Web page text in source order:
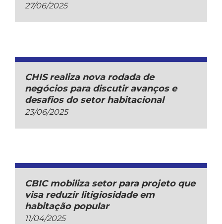
27/06/2025
CHIS realiza nova rodada de
negócios para discutir avanços e
desafios do setor habitacional
23/06/2025
CBIC mobiliza setor para projeto que
visa reduzir litigiosidade em
habitação popular
11/04/2025